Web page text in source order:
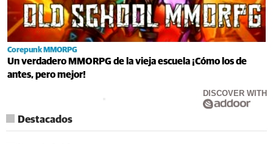
Corepunk MMORPG
Un verdadero MMORPG de la vieja escuela ¡Cómo los de
antes, pero mejor!
DISCOVER WITH
Destacados